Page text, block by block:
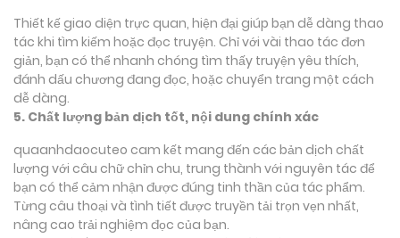
Thiết kế giao diện trực quan, hiện đại giúp bạn dễ dàng thao
tác khi tìm kiếm hoặc đọc truyện. Chỉ với vài thao tác đơn
giản, bạn có thể nhanh chóng tìm thấy truyện yêu thích,
đánh dấu chương đang đọc, hoặc chuyển trang một cách
dễ dàng.
5. Chất lượng bản dịch tốt, nội dung chính xác
quaanhdaocuteo cam kết mang đến các bản dịch chất
lượng với câu chữ chỉn chu, trung thành với nguyên tác để
bạn có thể cảm nhận được đúng tinh thần của tác phẩm.
Từng câu thoại và tình tiết được truyền tải trọn vẹn nhất,
nâng cao trải nghiệm đọc của bạn.